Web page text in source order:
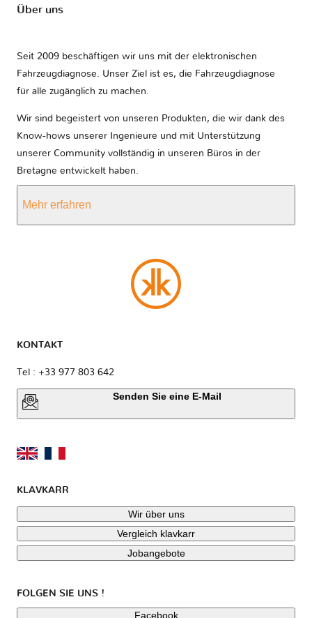
Über uns
Seit 2009 beschäftigen wir uns mit der elektronischen
Fahrzeugdiagnose. Unser Ziel ist es, die Fahrzeugdiagnose
für alle zugänglich zu machen.
Wir sind begeistert von unseren Produkten, die wir dank des
Know-hows unserer Ingenieure und mit Unterstützung
unserer Community vollständig in unseren Büros in der
Bretagne entwickelt haben.
Mehr erfahren
KONTAKT
Tel : +33 977 803 642
Senden Sie eine E-Mail
KLAVKARR
Wir über uns
Vergleich klavkarr
Jobangebote
FOLGEN SIE UNS !
Facebook